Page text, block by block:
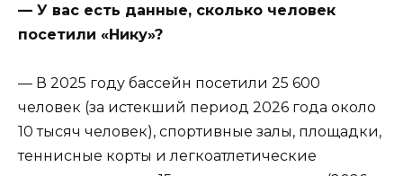
— У вас есть данные, сколько человек
посетили «Нику»?
— В 2025 году бассейн посетили 25 600
человек (за истекший период 2026 года около
10 тысяч человек), спортивные залы, площадки,
теннисные корты и легкоатлетические